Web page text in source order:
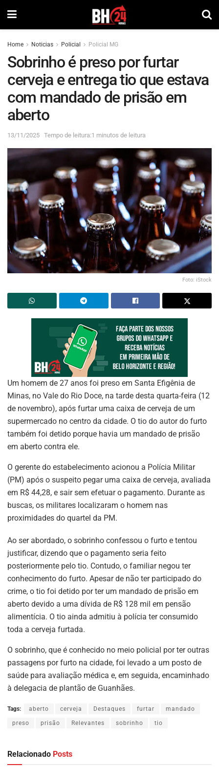
Home Noticias Policial Policial MG
Sobrinho é preso por furtar
cerveja e entrega tio que estava
com mandado de prisão em
aberto
13/11/2025 Tempo de leitura:1 minutos de leitura
Foto: iStock
Um homem de 27 anos foi preso em Santa Efigênia de
Minas, no Vale do Rio Doce, na tarde desta quarta-feira (12
de novembro), após furtar uma caixa de cerveja de um
supermercado no centro da cidade. O tio do autor do furto
também foi detido porque havia um mandado de prisão
em aberto contra ele.
O gerente do estabelecimento acionou a Polícia Militar
(PM) após o suspeito pegar uma caixa de cerveja, avaliada
em R$ 44,28, e sair sem efetuar o pagamento. Durante as
buscas, os militares localizaram o homem nas
proximidades do quartel da PM.
Ao ser abordado, o sobrinho confessou o furto e tentou
justificar, dizendo que o pagamento seria feito
posteriormente pelo tio. Contudo, o familiar negou ter
conhecimento do furto. Apesar de não ter participado do
crime, o tio foi detido por ter um mandado de prisão em
aberto devido a uma dívida de R$ 128 mil em pensão
alimentícia. O tio ainda admitiu à polícia ter consumido
toda a cerveja furtada.
O sobrinho, que é conhecido no meio policial por ter outras
passagens por furto na cidade, foi levado a um posto de
saúde para avaliação médica e, em seguida, encaminhado
à delegacia de plantão de Guanhães.
Tags: aberto cerveja Destaques furtar mandado
preso prisão Relevantes sobrinho tio
Relacionado Posts